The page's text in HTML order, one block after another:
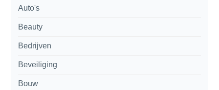
Auto's
Beauty
Bedrijven
Beveiliging
Bouw